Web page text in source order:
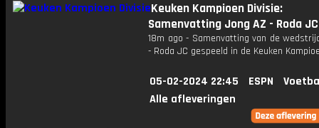
Keuken Kampioen Divisie:
Samenvatting Jong AZ - Roda JC
18m ago - Samenvatting van de
- Roda JC gespeeld in de Keuken
05-02-2024 22:45 ESPN
Alle afleveringen